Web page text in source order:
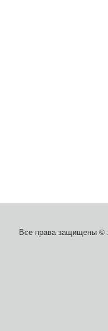
Все права защищены ©